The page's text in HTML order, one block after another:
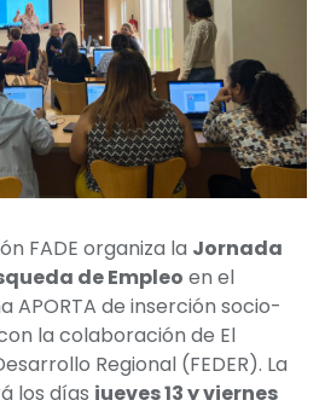
FADE organiza la Jornada
de Empleo en el
APORTA de inserción socio-
la colaboración de El
Regional (FEDER). La
los días jueves 13 y viernes